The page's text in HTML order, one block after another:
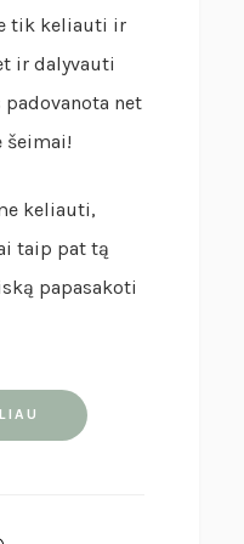
tik keliauti ir
ir dalyvauti
net
šeimai!
keliauti,
taip pat tą
papasakoti